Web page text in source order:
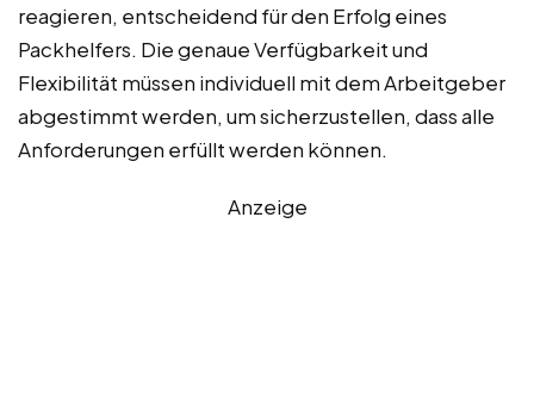
reagieren, entscheidend für den Erfolg eines
Packhelfers. Die genaue Verfügbarkeit und
Flexibilität müssen individuell mit dem Arbeitgeber
abgestimmt werden, um sicherzustellen, dass alle
Anforderungen erfüllt werden können.
Anzeige